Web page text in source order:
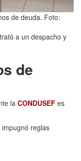
de deuda. Foto:
a un despacho y
de
la CONDUSEF es
reglas